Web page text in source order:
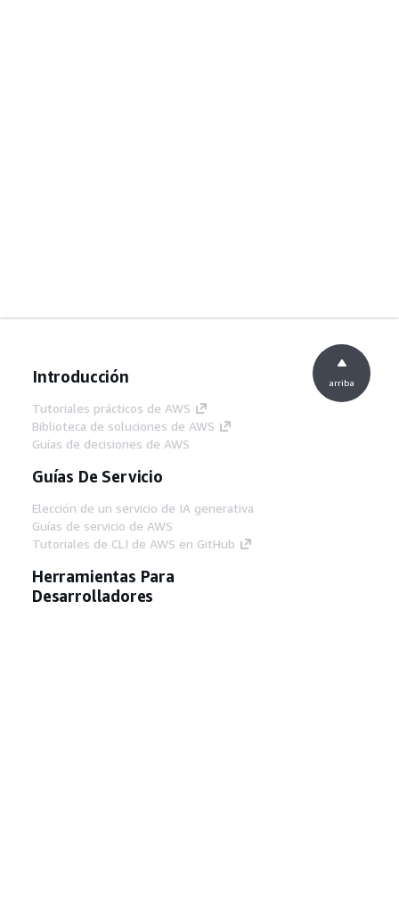
Introducción
Tutoriales prácticos de AWS
Biblioteca de soluciones de AWS
Guías de decisiones de AWS
Guías De Servicio
Elección de un servicio de IA generativa
Guías de servicio de AWS
Tutoriales de CLI de AWS en GitHub
Herramientas Para
Desarrolladores
arriba